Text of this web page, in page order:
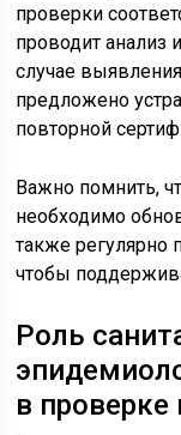
проверки
проводит анализ
случае
предложено
повторной
Важно помнить,
необходимо
также регулярно
чтобы
Роль
в